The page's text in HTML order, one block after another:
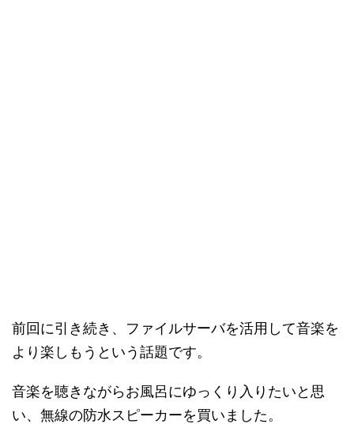
前回に引き続き、ファイルサーバを活用して音楽を
より楽しもうという話題です。
音楽を聴きながらお風呂にゆっくり入りたいと思
い、無線の防水スピーカーを買いました。